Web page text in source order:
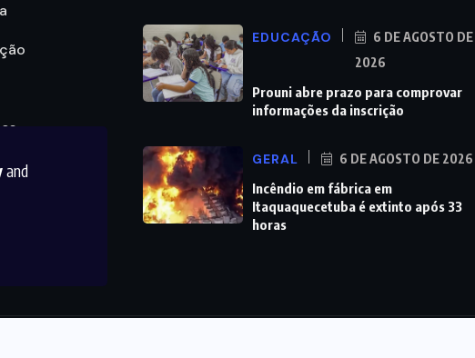
and
EDUCAÇÃO
6 DE AGOSTO DE
2026
Prouni abre prazo para comprovar
informações da inscrição
GERAL 6 DE AGOSTO DE 2026
Incêndio em fábrica em
Itaquaquecetuba é extinto após 33
horas